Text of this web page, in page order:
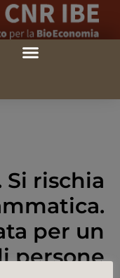
Si rischia
per un
persone